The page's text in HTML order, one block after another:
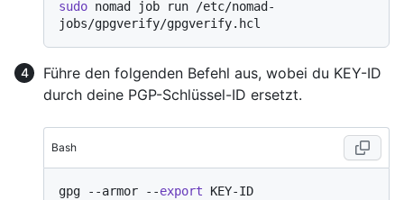
sudo nomad job run /etc/nomad-
Führe den folgenden Befehl aus, wobei du KEY-ID
durch deine PGP-Schlüssel-ID ersetzt.
Bash
gpg --armor --export